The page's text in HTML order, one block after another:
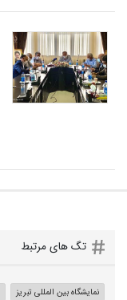
تگ های مرتبط
نمایشگاه بین المللی تبریز